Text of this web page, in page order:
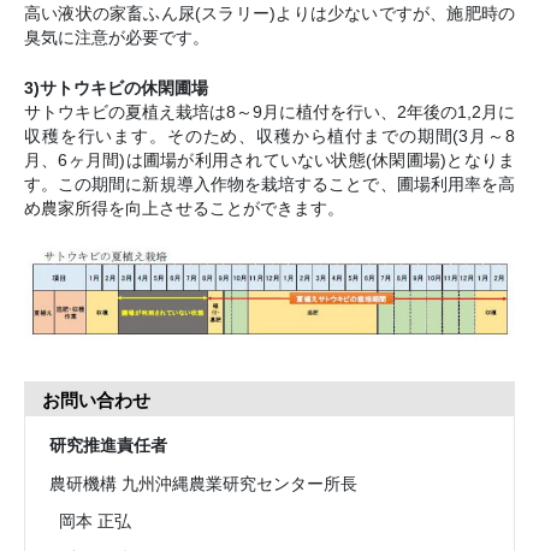
高い液状の家畜ふん尿(スラリー)よりは少ないですが、施肥時の
臭気に注意が必要です。
3)サトウキビの休閑圃場
サトウキビの夏植え栽培は8～9月に植付を行い、2年後の1,2月に
収穫を行います。そのため、収穫から植付までの期間(3月～8
月、6ヶ月間)は圃場が利用されていない状態(休閑圃場)となりま
す。この期間に新規導入作物を栽培することで、圃場利用率を高
め農家所得を向上させることができます。
お問い合わせ
研究推進責任者
農研機構 九州沖縄農業研究センター所長
岡本 正弘